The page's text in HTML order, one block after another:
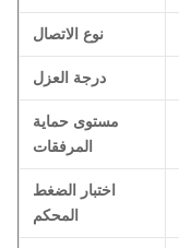
نوع الاتصال
درجة العزل
مستوى حماية
المرفقات
اختبار الضغط
المحكم